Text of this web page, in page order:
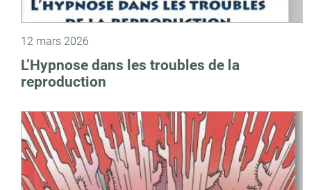
12 mars 2026
L’Hypnose dans les troubles de la
reproduction